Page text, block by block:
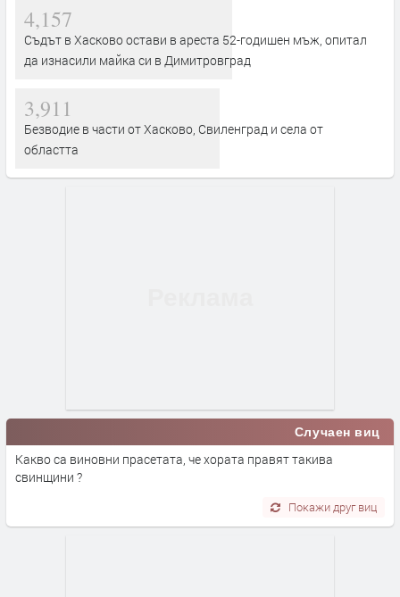
4,157
Съдът в Хасково остави в ареста 52-годишен мъж, опитал
да изнасили майка си в Димитровград
3,911
Безводие в части от Хасково, Свиленград и села от
областта
Случаен виц
Какво са виновни прасетата, че хората правят такива
свинщини ?
Покажи друг виц